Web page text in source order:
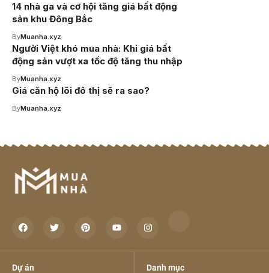
14 nhà ga và cơ hội tăng giá bất động
sản khu Đông Bắc
ByMuanha.xyz
Người Việt khó mua nhà: Khi giá bất
động sản vượt xa tốc độ tăng thu nhập
ByMuanha.xyz
Giá căn hộ lõi đô thị sẽ ra sao?
ByMuanha.xyz
Dự án Danh mục